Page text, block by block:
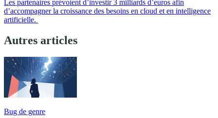
Les partenaires prévoient d’investir 3 milliards d’euros afin
d’accompagner la croissance des besoins en cloud et en intelligence
artificielle.
Autres articles
Bug de genre